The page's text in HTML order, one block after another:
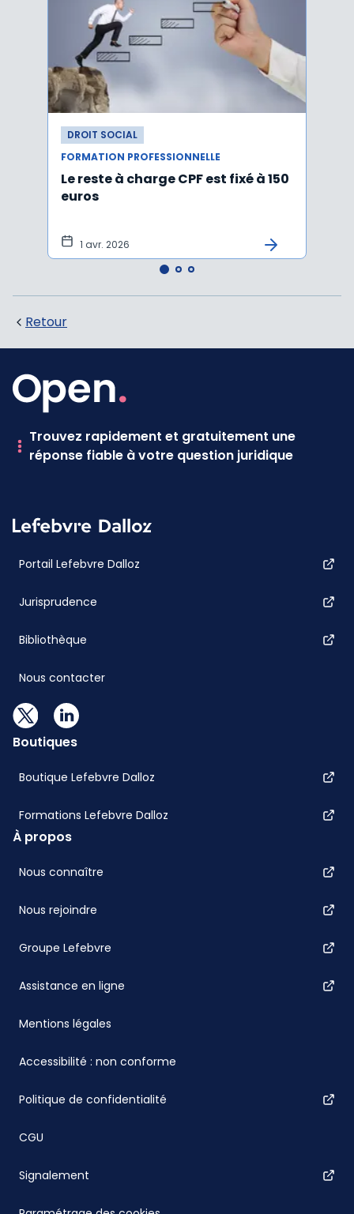
DROIT SOCIAL
FORMATION PROFESSIONNELLE
Le reste à charge CPF est fixé à 150
euros
1 avr. 2026
Retour
Trouvez rapidement et gratuitement une
réponse fiable à votre question juridique
Portail Lefebvre Dalloz
Jurisprudence
Bibliothèque
Nous contacter
Boutiques
Boutique Lefebvre Dalloz
Formations Lefebvre Dalloz
À propos
Nous connaître
Nous rejoindre
Groupe Lefebvre
Assistance en ligne
Mentions légales
Accessibilité : non conforme
Politique de confidentialité
CGU
Signalement